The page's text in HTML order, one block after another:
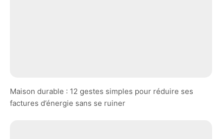
Maison durable : 12 gestes simples pour réduire ses
factures d’énergie sans se ruiner